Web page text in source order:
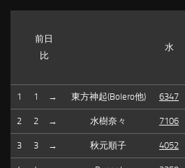
前日
比
水
1 1 → 東方神起(Bolero他) 6347
2 2 → 水樹奈々 7106
3 3 → 秋元順子 4052